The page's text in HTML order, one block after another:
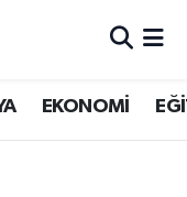
EKONOMİ